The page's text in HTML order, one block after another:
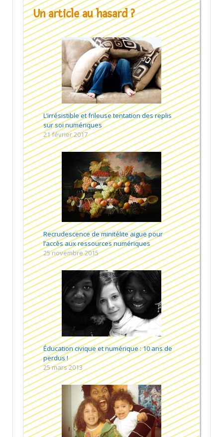
Un article au hasard ?
L’irrésistible et frileuse tentation des replis
sur soi numériques
21 février 2017
Recrudescence de minitélite aiguë pour
l’accès aux ressources numériques
25 novembre 2015
Éducation civique et numérique : 10 ans de
perdus !
25 mars 2013